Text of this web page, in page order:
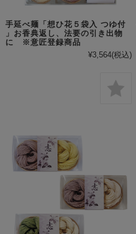
手延べ麺「想ひ花５袋入 つゆ付
」お香典返し、法要の引き出物
に ※意匠登録商品
¥3,564(税込)